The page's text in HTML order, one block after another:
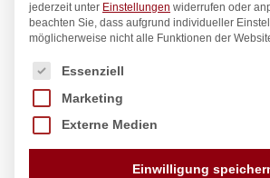
jederzeit unter Einstellungen widerrufen oder
beachten Sie, dass aufgrund individueller
möglicherweise nicht alle Funktionen der
Es folgt eine Liste der Service-
Essenziell
Marketing
Externe Medien
Einwilligung